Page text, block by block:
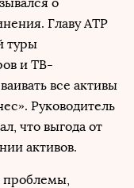
Главу ATP
туры
и ТВ-
все активы
Руководитель
что выгода от
активов.